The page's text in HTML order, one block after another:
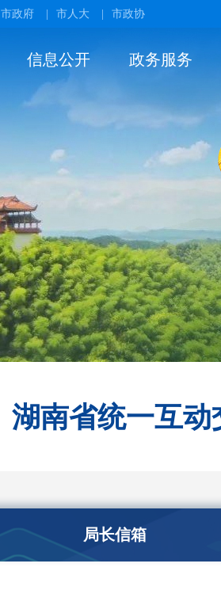
市政府 市人大 市政协
信息公开 政务服务
湖南省统一互动
局长信箱